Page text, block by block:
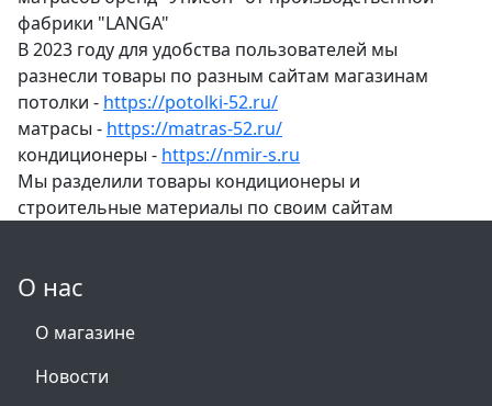
фабрики "LANGA"
В 2023 году для удобства пользователей мы
разнесли товары по разным сайтам магазинам
потолки - https://potolki-52.ru/
матрасы - https://matras-52.ru/
кондиционеры - https://nmir-s.ru
Мы разделили товары кондиционеры и
строительные материалы по своим сайтам
О нас
О магазине
Новости